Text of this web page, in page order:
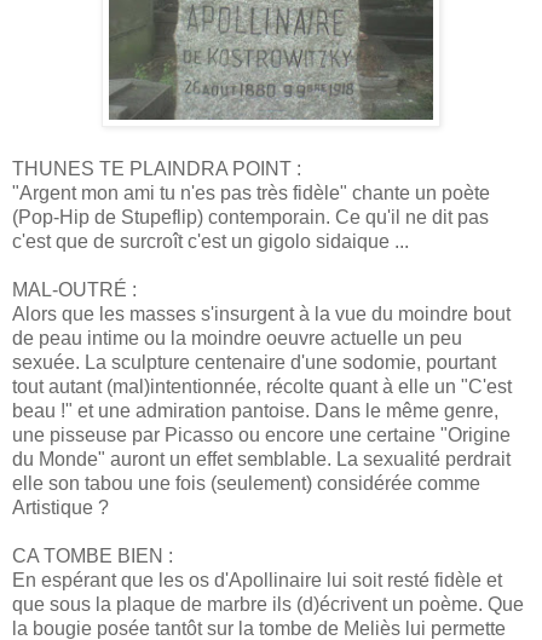
THUNES TE PLAINDRA POINT :
"Argent mon ami tu n'es pas très fidèle" chante un poète
(Pop-Hip de Stupeflip) contemporain. Ce qu'il ne dit pas
c'est que de surcroît c'est un gigolo sidaique ...
MAL-OUTRÉ :
Alors que les masses s'insurgent à la vue du moindre bout
de peau intime ou la moindre oeuvre actuelle un peu
sexuée. La sculpture centenaire d'une sodomie, pourtant
tout autant (mal)intentionnée, récolte quant à elle un "C'est
beau !" et une admiration pantoise. Dans le même genre,
une pisseuse par Picasso ou encore une certaine "Origine
du Monde" auront un effet semblable. La sexualité perdrait
elle son tabou une fois (seulement) considérée comme
Artistique ?
CA TOMBE BIEN :
En espérant que les os d'Apollinaire lui soit resté fidèle et
que sous la plaque de marbre ils (d)écrivent un poème. Que
la bougie posée tantôt sur la tombe de Meliès lui permette